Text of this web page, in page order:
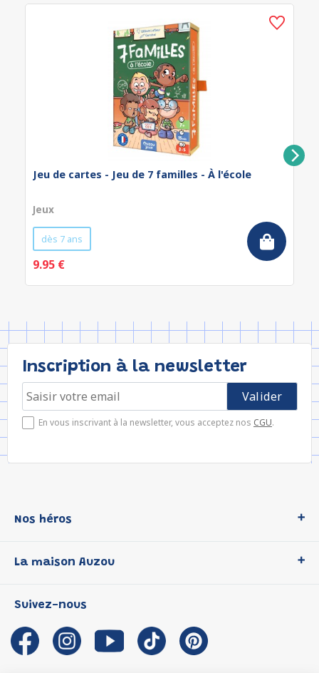
Jeu de cartes - Jeu de 7 familles - À l'école
Jeux
dès 7 ans
9.95 €
Inscription à la newsletter
En vous inscrivant à la newsletter, vous acceptez nos CGU.
Nos héros
P'tit Loup
Les Influenceuses
Migali
Petite Taupe
La maison Auzou
Notre histoire
Auzou s'engage
Auteurs et illustrateurs Auzou
Suivez-nous